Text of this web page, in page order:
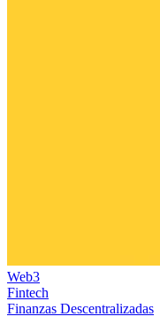
Web3
Fintech
Finanzas Descentralizadas